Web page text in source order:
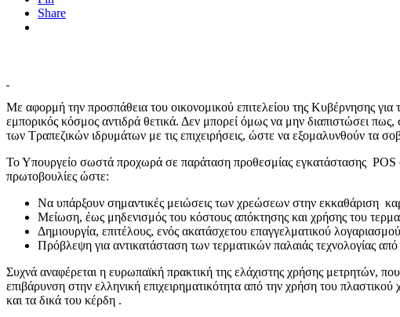
Share
Με αφορμή την προσπάθεια του οικονομικού επιτελείου της Κυβέρνησης
εμπορικός κόσμος αντιδρά θετικά. Δεν μπορεί όμως να μην διαπιστώσει
των Τραπεζικών ιδρυμάτων με τις επιχειρήσεις, ώστε να εξομαλυνθούν τα
Το Υπουργείο σωστά προχωρά σε παράταση προθεσμίας εγκατάστασης POS
πρωτοβουλίες ώστε:
Να υπάρξουν σημαντικές μειώσεις των χρεώσεων στην εκκαθάριση
Μείωση, έως μηδενισμός του κόστους απόκτησης και χρήσης του
Δημιουργία, επιτέλους, ενός ακατάσχετου επαγγελματικού
Πρόβλεψη για αντικατάσταση των τερματικών παλαιάς τεχνολογίας από
Συχνά αναφέρεται η ευρωπαϊκή πρακτική της ελάχιστης χρήσης μετρητών,
επιβάρυνση στην ελληνική επιχειρηματικότητα από την χρήση του
και τα δικά του κέρδη .